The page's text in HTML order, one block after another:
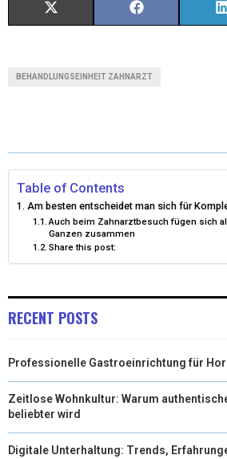
T
T
E
R
O
K
BEHANDLUNGSEINHEIT ZAHNARZT
Table of Contents
Am besten entscheidet man sich für
Auch beim Zahnarztbesuch fügen sich
Ganzen zusammen
Share this post:
RECENT POSTS
Professionelle Gastroeinrichtung für
Zeitlose Wohnkultur: Warum
beliebter wird
Digitale Unterhaltung: Trends,